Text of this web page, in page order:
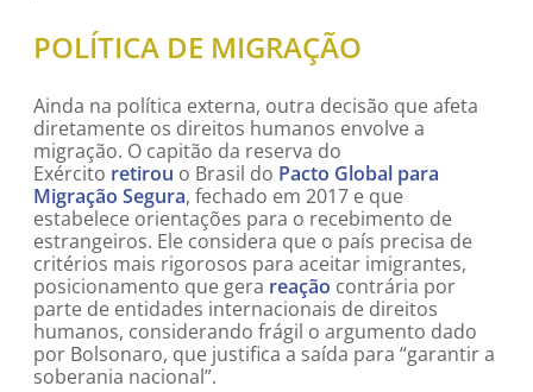
POLÍTICA DE MIGRAÇÃO
Ainda na política externa, outra decisão que afeta
diretamente os direitos humanos envolve a
migração. O capitão da reserva do
Exército retirou o Brasil do Pacto Global para
Migração Segura, fechado em 2017 e que
estabelece orientações para o recebimento de
estrangeiros. Ele considera que o país precisa de
critérios mais rigorosos para aceitar imigrantes,
posicionamento que gera reação contrária por
parte de entidades internacionais de direitos
humanos, considerando frágil o argumento dado
por Bolsonaro, que justifica a saída para “garantir a
soberania nacional”.